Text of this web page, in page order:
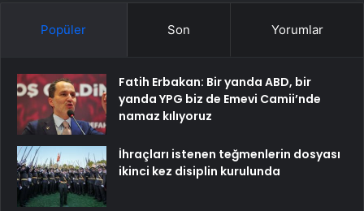
Popüler Son Yorumlar
Fatih Erbakan: Bir yanda ABD, bir
yanda YPG biz de Emevi Camii’nde
namaz kılıyoruz
İhraçları istenen teğmenlerin dosyası
ikinci kez disiplin kurulunda